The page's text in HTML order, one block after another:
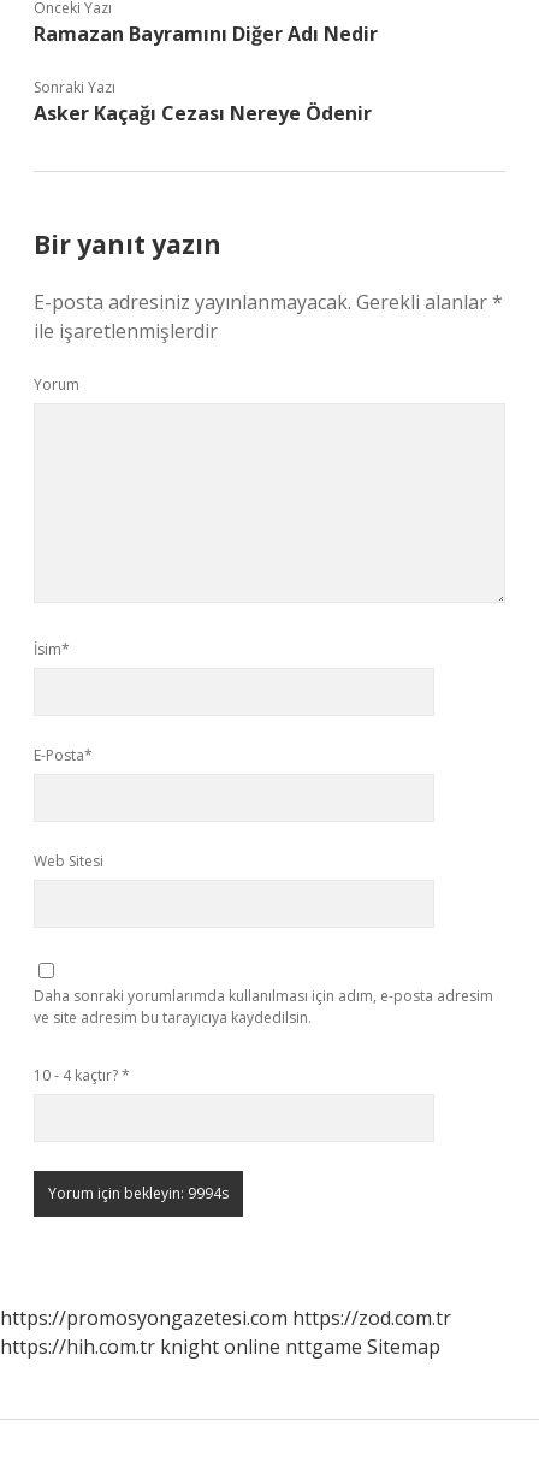
Önceki Yazı
Ramazan Bayramını Diğer Adı Nedir
Sonraki Yazı
Asker Kaçağı Cezası Nereye Ödenir
Bir yanıt yazın
E-posta adresiniz yayınlanmayacak. Gerekli alanlar*
ile işaretlenmişlerdir
Yorum
İsim*
E-Posta*
Web Sitesi
Daha sonraki yorumlarımda kullanılması için adım, e-posta adresim
ve site adresim bu tarayıcıya kaydedilsin.
10 - 4 kaçtır?*
https://promosyongazetesi.com https://zod.com.tr
https://hih.com.tr knight online nttgame Sitemap